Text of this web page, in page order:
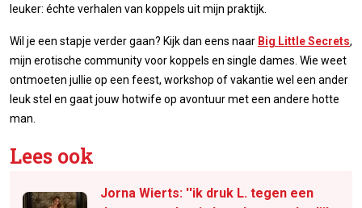
leuker: échte verhalen van koppels uit mijn praktijk.
Wil je een stapje verder gaan? Kijk dan eens naar Big Little Secrets,
mijn erotische community voor koppels en single dames. Wie weet
ontmoeten jullie op een feest, workshop of vakantie wel een ander
leuk stel en gaat jouw hotwife op avontuur met een andere hotte
man.
Lees ook
Jorna Wierts: ''ik druk L. tegen een